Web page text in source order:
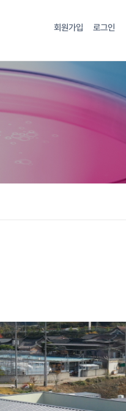
공개
정보
고센터
고객서비스
회원가입 로그인